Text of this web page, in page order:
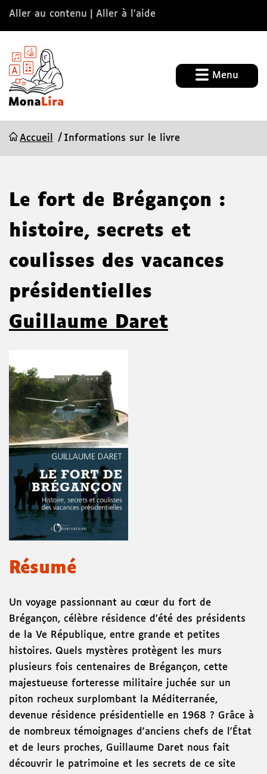
Aller au contenu Aller à l’aide
Menu
Accueil Informations sur le livre
Le fort de Brégançon :
histoire, secrets et
coulisses des vacances
présidentielles
Guillaume Daret
Résumé
Un voyage passionnant au cœur du fort de
Brégançon, célèbre résidence d'été des présidents
de la Ve République, entre grande et petites
histoires. Quels mystères protègent les murs
plusieurs fois centenaires de Brégançon, cette
majestueuse forteresse militaire juchée sur un
piton rocheux surplombant la Méditerranée,
devenue résidence présidentielle en 1968 ? Grâce à
de nombreux témoignages d'anciens chefs de l'État
et de leurs proches, Guillaume Daret nous fait
découvrir le patrimoine et les secrets de ce site